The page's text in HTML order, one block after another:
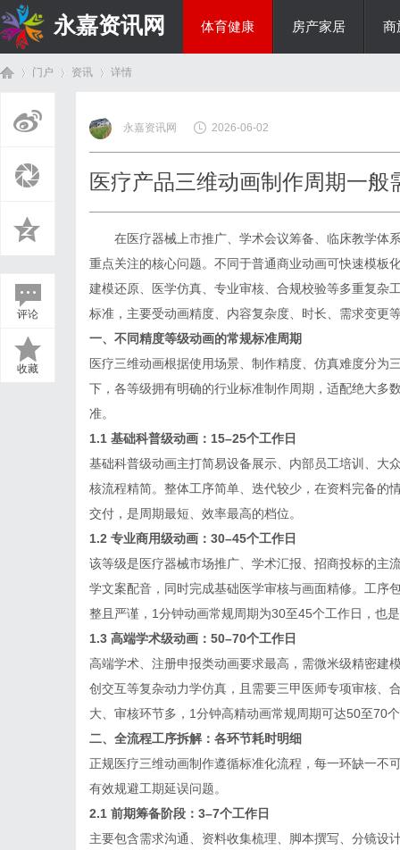
永嘉资讯网 体育健康 房产家居 商
门户 资讯
›
详情
评论
收藏
永嘉资讯网 2026-06-02
医疗产品三维动画制作周期一般
在医疗器械上市推广、学术会议筹备、临床教学体
重点关注的核心问题。不同于普通商业动画可快速模板
建模还原、医学仿真、专业审核、合规校验等多重复杂
标准，主要受动画精度、内容复杂度、时长、需求变更
一、不同精度等级动画的常规标准周期
医疗三维动画根据使用场景、制作精度、仿真难度分为
下，各等级拥有明确的行业标准制作周期，适配绝大多
准。
1.1 基础科普级动画：15–25个工作日
基础科普级动画主打简易设备展示、内部员工培训、大
核流程精简。整体工序简单、迭代较少，在资料完备的
交付，是周期最短、效率最高的档位。
1.2 专业商用级动画：30–45个工作日
该等级是医疗器械市场推广、学术汇报、招商投标的主
学文案配音，同时完成基础医学审核与画面精修。工序
整且严谨，1分钟动画常规周期为30至45个工作日，也
1.3 高端学术级动画：50–70个工作日
高端学术、注册申报类动画要求最高，需微米级精密建
创交互等复杂动力学仿真，且需要三甲医师专项审核、
大、审核环节多，1分钟高精动画常规周期可达50至70
二、全流程工序拆解：各环节耗时明细
正规医疗三维动画制作遵循标准化流程，每一环缺一不
有效规避工期延误问题。
2.1 前期筹备阶段：3–7个工作日
主要包含需求沟通、资料收集梳理、脚本撰写、分镜设